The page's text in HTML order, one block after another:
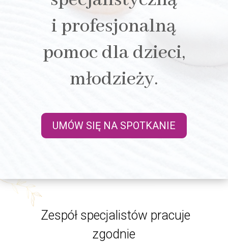
i profesjonalną
pomoc dla dzieci,
młodzieży.
UMÓW SIĘ NA SPOTKANIE
Zespół specjalistów pracuje
zgodnie